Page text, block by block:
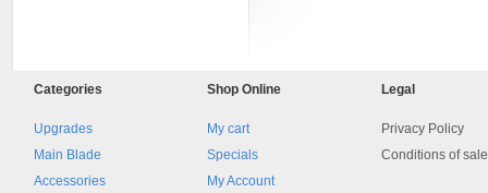
Blocchetto 161084 Ossidato
Categories
Upgrades
Main Blade
Accessories
Shop Online
My cart
Specials
My Account
Legal
Privacy Policy
Conditions of